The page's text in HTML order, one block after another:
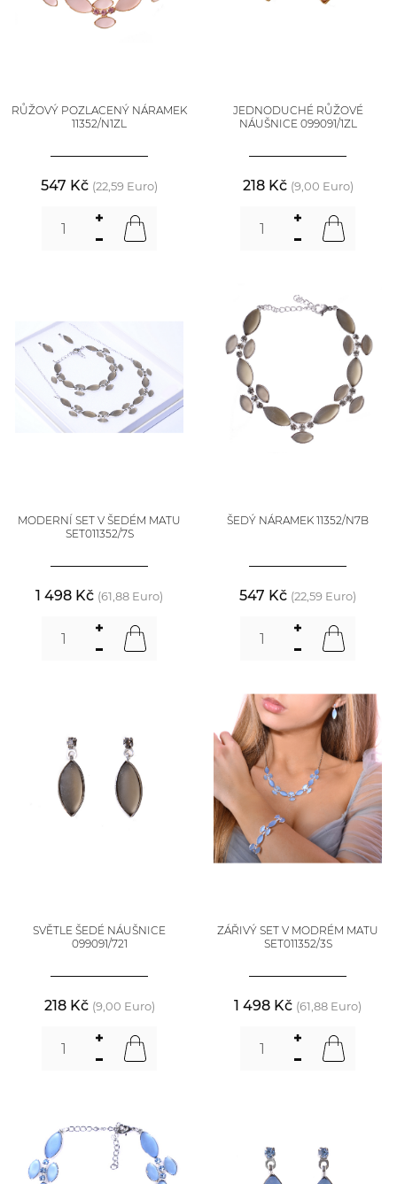
RŮŽOVÝ POZLACENÝ NÁRAMEK
11352/N1ZL
547 Kč (22,59 Euro)
JEDNODUCHÉ RŮŽOVÉ
NÁUŠNICE 099091/1ZL
218 Kč (9,00 Euro)
MODERNÍ SET V ŠEDÉM MATU
SET011352/7S
1 498 Kč (61,88 Euro)
ŠEDÝ NÁRAMEK 11352/N7B
547 Kč (22,59 Euro)
SVĚTLE ŠEDÉ NÁUŠNICE
099091/721
218 Kč (9,00 Euro)
ZÁŘIVÝ SET V MODRÉM MATU
SET011352/3S
1 498 Kč (61,88 Euro)